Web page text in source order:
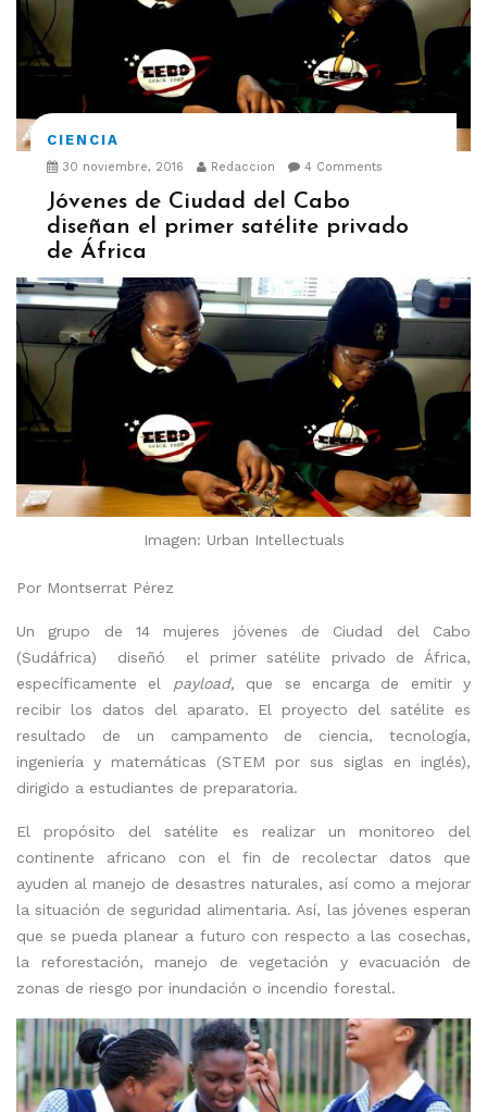
CIENCIA
30 noviembre, 2016 Redaccion 4 Comments
Jóvenes de Ciudad del Cabo
diseñan el primer satélite privado
de África
Imagen: Urban Intellectuals
Por Montserrat Pérez
Un grupo de 14 mujeres jóvenes de Ciudad del Cabo
(Sudáfrica) diseñó el primer satélite privado de África,
específicamente el payload, que se encarga de emitir y
recibir los datos del aparato. El proyecto del satélite es
resultado de un campamento de ciencia, tecnología,
ingeniería y matemáticas (STEM por sus siglas en inglés),
dirigido a estudiantes de preparatoria.
El propósito del satélite es realizar un monitoreo del
continente africano con el fin de recolectar datos que
ayuden al manejo de desastres naturales, así como a mejorar
la situación de seguridad alimentaria. Así, las jóvenes esperan
que se pueda planear a futuro con respecto a las cosechas,
la reforestación, manejo de vegetación y evacuación de
zonas de riesgo por inundación o incendio forestal.